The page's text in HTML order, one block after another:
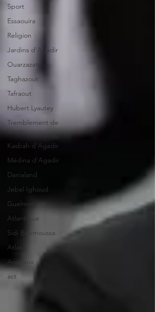
Sport
Essaouira
Religion
Jardins d'Agadir
Ouarzazate
Taghazout
Tafraout
Hubert Lyautey
Tremblement de
terre
Kasbah d'Agadir
Médina d'Agadir
Danialand
Jebel Ighoud
Guelmim
Atlantique
Sidi Boumoussa
Atlas
Animaux
act